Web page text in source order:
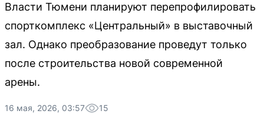
Власти Тюмени планируют перепрофилировать
спорткомплекс «Центральный» в выставочный
зал. Однако преобразование проведут только
после строительства новой современной
арены.
16 мая, 2026, 03:57 15